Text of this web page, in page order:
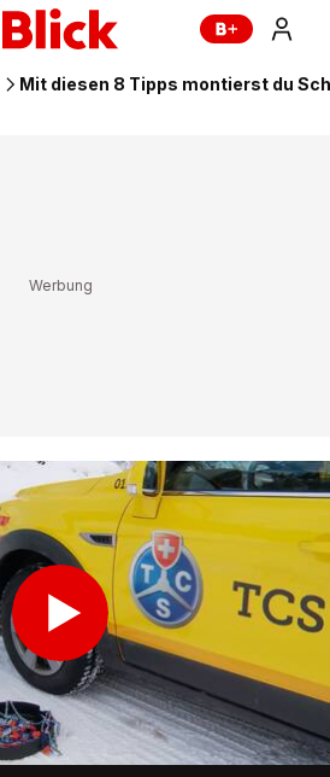
Mit diesen 8 Tipps montierst du